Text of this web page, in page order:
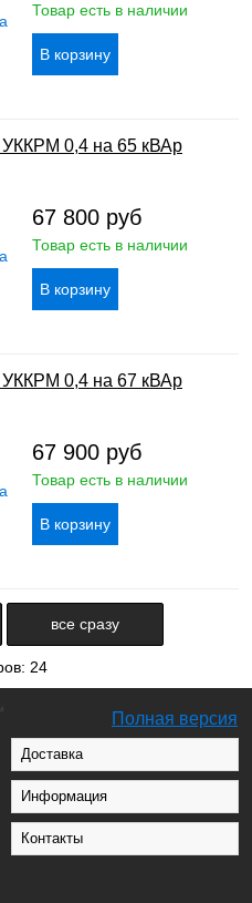
Товар есть в наличии
УККРМ 0,4 на 65 кВАр
67 800 руб
Товар есть в наличии
УККРМ 0,4 на 67 кВАр
67 900 руб
Товар есть в наличии
все сразу
24
Полная версия
Доставка
Информация
Контакты